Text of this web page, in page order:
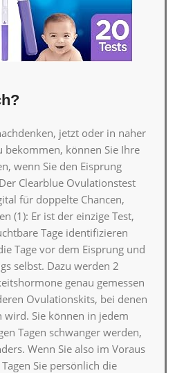
jetzt oder in naher
bekommen, können Sie Ihre
wenn Sie den Eisprung
Clearblue Ovulationstest
für doppelte Chancen,
(1): Er ist der einzige Test,
Tage identifizieren
Tage vor dem Eisprung und
selbst. Dazu werden 2
genau gemessen
Ovulationskits, bei denen
wird. Sie können in jedem
Tagen schwanger werden,
Wenn Sie also im Voraus
Sie persönlich die